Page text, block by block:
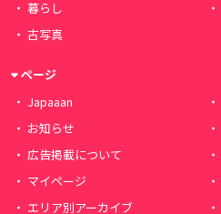
暮らし
古写真
ページ
Japaaan
お知らせ
広告掲載について
マイページ
エリア別アーカイブ